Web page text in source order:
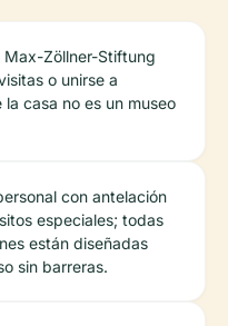
Zöllner-Stiftung
o unirse a
casa no es un museo
con antelación
especiales; todas
están diseñadas
sin barreras.